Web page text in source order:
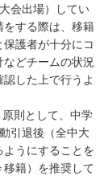
会出場）してい
をする際は、移籍
護者が十分にコ
などチームの状況
した上で行うよ
則として、中学
引退後（全中大
うにすることを
籍）を推奨して